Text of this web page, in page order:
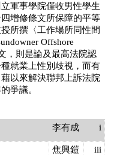
軍事學院僅收男性學生
增修條文所保障的平等
所撰〈工作場所同性間
Offshore
，則是論及最高法院認
就業上性別歧視，而有
以來解決聯邦上訴法院
爭議。
李有成 i
焦興鎧
iii